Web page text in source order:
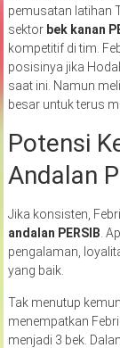
pemusatan latihan
sektor bek kanan
kompetitif di tim.
posisinya jika
saat ini. Namun
besar untuk terus
Potensi
Andalan
Jika konsisten,
andalan PERSIB .
pengalaman,
yang baik.
Tak menutup
menempatkan
menjadi 3 bek.